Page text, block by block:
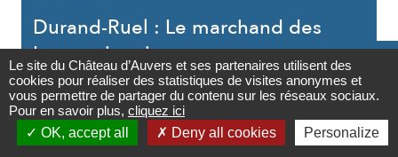
Contact

Newsletter
Durand-Ruel : Le marchand des
Impressionnistes
Le site du Château d’Auvers et ses partenaires utilisent des
cookies pour réaliser des statistiques de visites anonymes et
vous permettre de partager du contenu sur les réseaux sociaux.
Pour en savoir plus, cliquez ici
OK, accept all
Deny all cookies Personalize